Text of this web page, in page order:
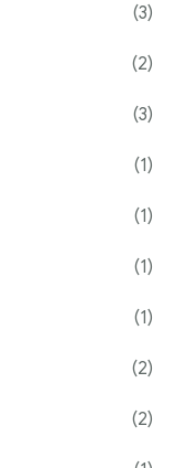
(3)
(2)
(3)
(1)
(1)
(1)
(1)
(2)
(2)